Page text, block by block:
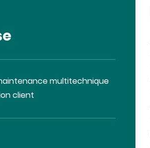
multitechnique
client